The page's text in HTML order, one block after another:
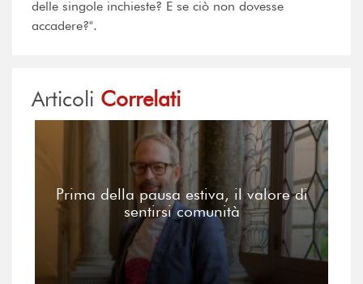
delle singole inchieste? E se ciò non dovesse
accadere?".
Articoli Correlati
Prima della pausa estiva, il valore di
sentirsi comunità